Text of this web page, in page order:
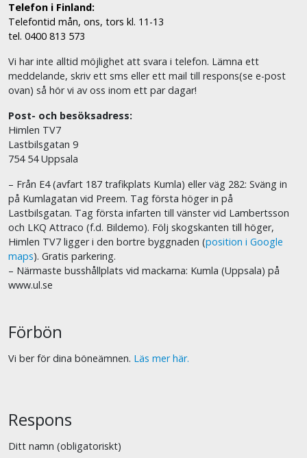
Telefon i Finland:
Telefontid mån, ons, tors kl. 11-13
tel. 0400 813 573
Vi har inte alltid möjlighet att svara i telefon. Lämna ett
meddelande, skriv ett sms eller ett mail till respons(se e-post
ovan) så hör vi av oss inom ett par dagar!
Post- och besöksadress:
Himlen TV7
Lastbilsgatan 9
754 54 Uppsala
– Från E4 (avfart 187 trafikplats Kumla) eller väg 282: Sväng in
på Kumlagatan vid Preem. Tag första höger in på
Lastbilsgatan. Tag första infarten till vänster vid Lambertsson
och LKQ Attraco (f.d. Bildemo). Följ skogskanten till höger,
Himlen TV7 ligger i den bortre byggnaden (position i Google
maps). Gratis parkering.
– Närmaste busshållplats vid mackarna: Kumla (Uppsala) på
www.ul.se
Förbön
Vi ber för dina böneämnen. Läs mer här.
Respons
Ditt namn (obligatoriskt)